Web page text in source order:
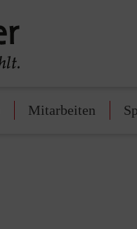
Mitarbeiten